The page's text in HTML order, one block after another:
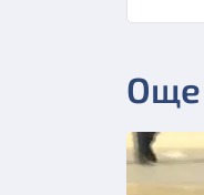
Още